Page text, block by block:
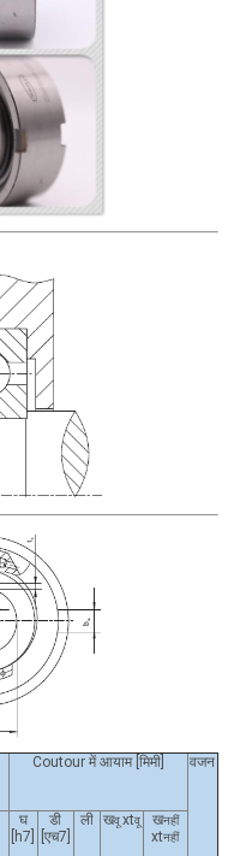
Coutour में आयाम [मिमी] वजन
घ
[h7]
डी
[एच7]
ली खवूxtवू खनहीं
xtनहीं